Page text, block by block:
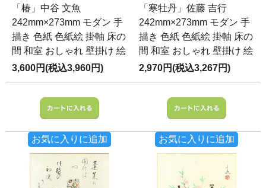
「椿」中谷 文魚
242mm×273mm モダン 手
描き 色紙 色紙絵 掛軸 床の
間 和室 おしゃれ 壁掛け 絵
3,600円(税込3,960円)
お気に入りに追加
「寒牡丹」佐藤 吉行
242mm×273mm モダン 手
描き 色紙 色紙絵 掛軸 床の
間 和室 おしゃれ 壁掛け 絵
2,970円(税込3,267円)
お気に入りに追加